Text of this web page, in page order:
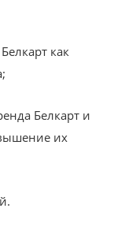
как
Белкарт и
их